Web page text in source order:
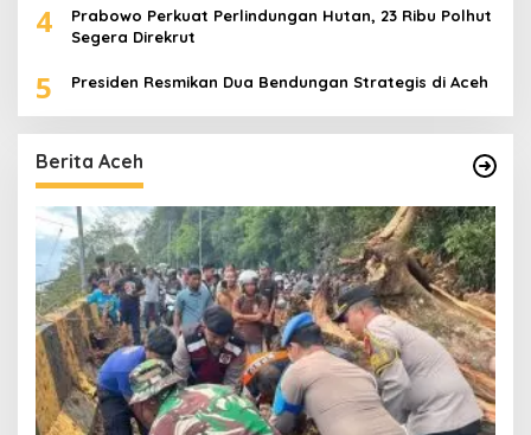
4
Prabowo Perkuat Perlindungan Hutan, 23 Ribu Polhut
Segera Direkrut
5 Presiden Resmikan Dua Bendungan Strategis di Aceh
Berita Aceh